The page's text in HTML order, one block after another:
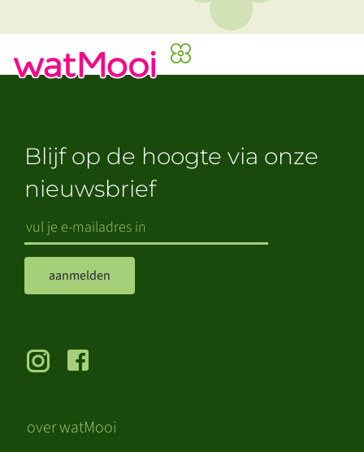
over watMooi
Blijf op de hoogte via onze
nieuwsbrief
aanmelden